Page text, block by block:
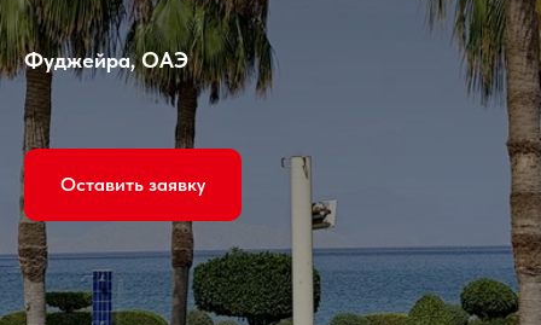
Фуджейра, ОАЭ
Оставить заявку